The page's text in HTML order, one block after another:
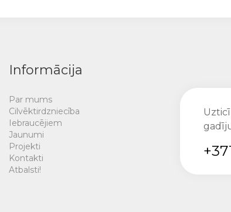
Informācija
Par mums
Cilvēktirdzniecība
Iebraucējiem
Jaunumi
Projekti
Kontakti
Atbalsti!